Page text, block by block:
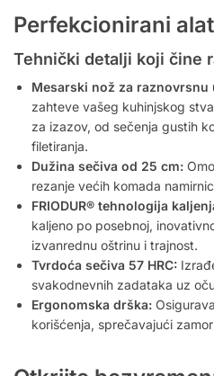
Perfekcionirani
Tehnički detalji koji čine
Mesarski nož za raznovrsnu
zahteve vašeg kuhinjskog
za izazov, od sečenja gustih
filetiranja.
Dužina sečiva od 25 cm:
rezanje većih komada
FRIODUR® tehnologija
kaljeno po posebnoj,
izvanrednu oštrinu i trajnost.
Tvrdoća sečiva 57 HRC:
svakodnevnih zadataka uz
Ergonomska drška:
korišćenja, sprečavajući